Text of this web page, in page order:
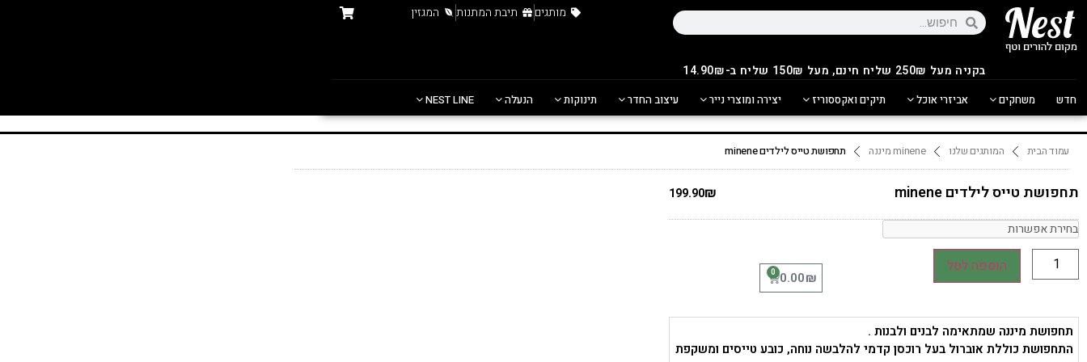
בקניה מעל 250 ₪ שליח חינם, מעל 150₪ שליח ב-14.90₪
מותגים תיבת המתנות המגזין
חדש משחקים אביזרי אוכל תיקים ואקססוריז יצירה ומוצרי נייר עיצוב החדר תינוקות הנעלה NEST LINE
עמוד הבית המותגים שלנו minene מיננה תחפושת טייס לילדים minene
תחפושת טייס לילדים minene 199.90₪
הוספה לסל
0.00₪
0
תחפושת מיננה שמתאימה לבנים ולבנות .
התחפושת כוללת אוברול בעל רוכסן קדמי להלבשה נוחה, כובע טייסים ומשקפת